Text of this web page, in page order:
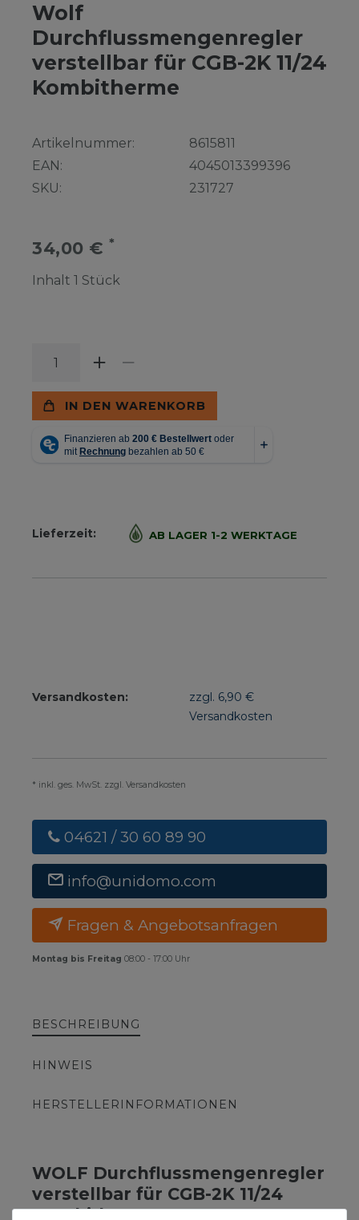
Wolf
Durchflussmengenregler
verstellbar für CGB-2K 11/24
Kombitherme
Artikelnummer:
EAN:
SKU:
8615811
4045013399396
231727
34,00 € *
Inhalt 1 Stück
IN DEN WARENKORB
Lieferzeit: AB LAGER 1-2 WERKTAGE
Versandkosten:
zzgl. 6,90 €
Versandkosten
* inkl. ges. MwSt. zzgl. Versandkosten
04621 / 30 60 89 90
info@unidomo.com
Fragen & Angebotsanfragen
Montag bis Freitag 08:00 - 17:00 Uhr
BESCHREIBUNG
HINWEIS
HERSTELLERINFORMATIONEN
WOLF Durchflussmengenregler
verstellbar für CGB-2K 11/24
Kombitherme